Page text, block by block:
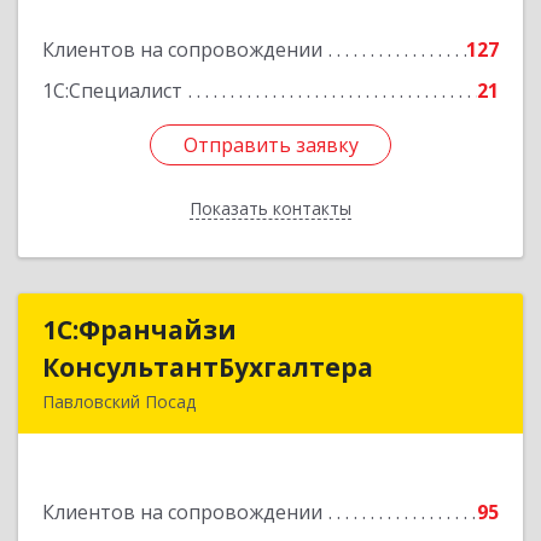
Клиентов на сопровождении
127
1С:Специалист
21
Отправить заявку
Показать контакты
Подробнее
Отправить заявку
Назад
1С:Франчайзи
КонсультантБухгалтера
Павловский Посад
Клиентов на сопровождении
95
КонсультантБухгалтера
Подробнее